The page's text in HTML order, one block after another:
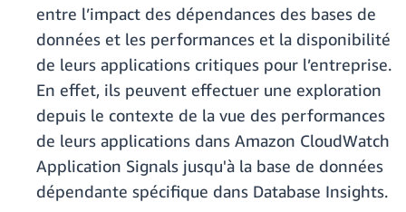
entre l’impact des dépendances des bases de
données et les performances et la disponibilité
de leurs applications critiques pour l’entreprise.
En effet, ils peuvent effectuer une exploration
depuis le contexte de la vue des performances
de leurs applications dans Amazon CloudWatch
Application Signals jusqu'à la base de données
dépendante spécifique dans Database Insights.